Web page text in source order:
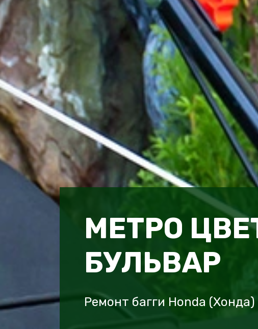
МЕТРО
БУЛЬВАР
Ремонт багги Honda